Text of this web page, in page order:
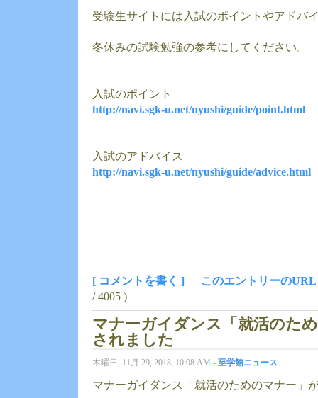
受験生サイトには入試のポイントやアドバ
冬休みの試験勉強の参考にしてください。
入試のポイント
http://navi.sgk-u.net/nyushi/guide/point.html
入試のアドバイス
http://navi.sgk-u.net/nyushi/guide/advice.html
[ コメントを書く ] | このエントリーのURL
/ 4005 )
マナーガイダンス「就活のた
されました
木曜日, 11月 29, 2018, 10:08 AM - 至学館ニュース
マナーガイダンス「就活のためのマナー」